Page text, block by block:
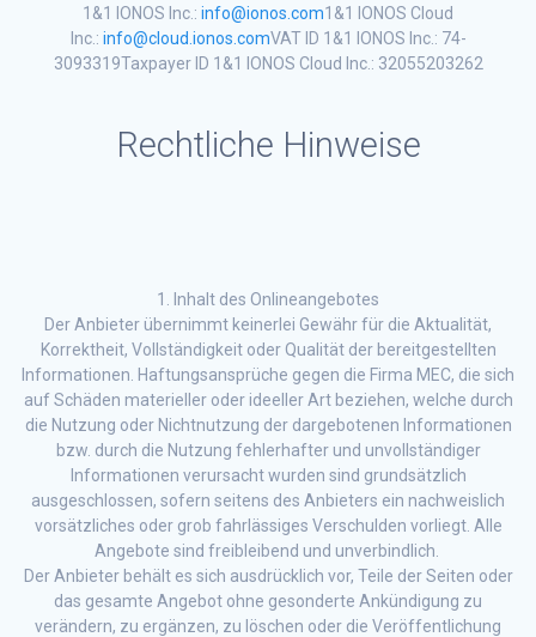
1&1 IONOS Inc.: info@ionos.com1&1 IONOS Cloud
Inc.: info@cloud.ionos.comVAT ID 1&1 IONOS Inc.: 74-
3093319Taxpayer ID 1&1 IONOS Cloud Inc.: 32055203262
Rechtliche Hinweise
1. Inhalt des Onlineangebotes
Der Anbieter übernimmt keinerlei Gewähr für die Aktualität,
Korrektheit, Vollständigkeit oder Qualität der bereitgestellten
Informationen. Haftungsansprüche gegen die Firma MEC, die sich
auf Schäden materieller oder ideeller Art beziehen, welche durch
die Nutzung oder Nichtnutzung der dargebotenen Informationen
bzw. durch die Nutzung fehlerhafter und unvollständiger
Informationen verursacht wurden sind grundsätzlich
ausgeschlossen, sofern seitens des Anbieters ein nachweislich
vorsätzliches oder grob fahrlässiges Verschulden vorliegt. Alle
Angebote sind freibleibend und unverbindlich.
Der Anbieter behält es sich ausdrücklich vor, Teile der Seiten oder
das gesamte Angebot ohne gesonderte Ankündigung zu
verändern, zu ergänzen, zu löschen oder die Veröffentlichung